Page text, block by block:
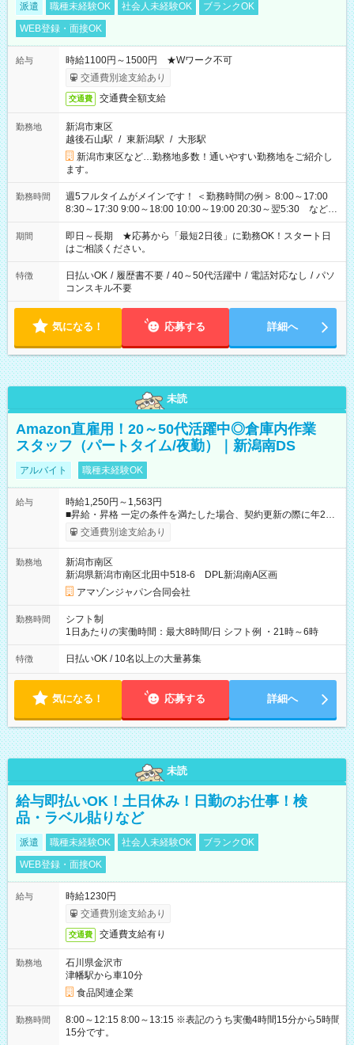
派遣 職種未経験OK 社会人未経験OK
ブランクOK
WEB登録・面接OK
給与
時給1100円～1500円 ★Wワーク不可
交通費別途支給あり
交通費 交通費全額支給
勤務地
新潟市東区
越後石山駅 / 東新潟駅 / 大形駅
新潟市東区など…勤務地多数！通いやすい勤務地をご紹介し
ます。
勤務時間
週5フルタイムがメインです！ ＜勤務時間の例＞ 8:00～17:00
8:30～17:30 9:00～18:00 10:00～19:00 20:30～翌5:30 など ★
その他にも勤務時間多数！ 日勤のみ、残業なし、交替制など
ご希望を教えてください！
期間
即日～長期 ★応募から「最短2日後」に勤務OK！スタート日
はご相談ください。
特徴 日払いOK / 履歴書不要 / 40～50代活躍中 / 電話対応なし / パソ
コンスキル不要
気になる！ 応募する 詳細へ
未読
Amazon直雇用！20～50代活躍中◎倉庫内作業
スタッフ（パートタイム/夜勤）｜新潟南DS
アルバイト 職種未経験OK
給与
時給1,250円～1,563円
■昇給・昇格 一定の条件を満たした場合、契約更新の際に年2回
まで昇給の機会があります。 ■正社員登用制度あり ※月末締/翌
月25日支払い ※時間外手当、別途支給 ※深夜割増賃金 (22:00～
☆Amazon直雇用で安定して働けます！ 【試用期間】試用期間
あり 試用期間の長さ：1週間 雇用形態、給与は本採用時と同じ
です。
交通費別途支給あり
勤務地
新潟市南区
新潟県新潟市南区北田中518-6 DPL新潟南A区画
アマゾンジャパン合同会社
勤務時間
シフト制
1日あたりの実働時間：最大8時間/日 シフト例 ・21時～6時
特徴 日払いOK / 10名以上の大量募集
気になる！ 応募する 詳細へ
未読
給与即払いOK！土日休み！日勤のお仕事！検
品・ラベル貼りなど
派遣 職種未経験OK 社会人未経験OK
ブランクOK
WEB登録・面接OK
給与
時給1230円
交通費別途支給あり
交通費 交通費支給有り
勤務地
石川県金沢市
津幡駅から車10分
食品関連企業
勤務時間
8:00～12:15 8:00～13:15 ※表記のうち実働4時間15分から5時間
15分です。